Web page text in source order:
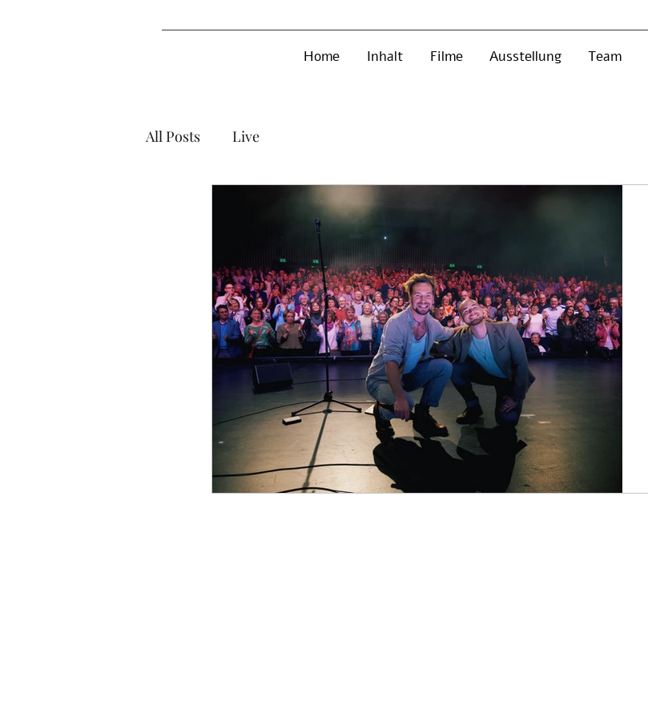
Home Inhalt Filme Ausstellung Team
All Posts Live